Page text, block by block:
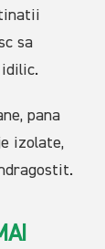
sa
pana
izolate,